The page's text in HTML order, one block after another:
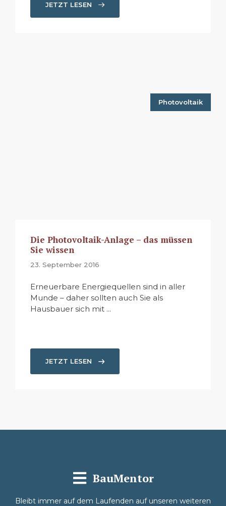
JETZT LESEN
Photovoltaik
Die Photovoltaik-Anlage – das müssen
Sie wissen
23. September 2016
Erneuerbare Energiequellen sind in aller
Munde – daher sollten auch Sie als
Hausbauer sich mit ...
JETZT LESEN
BauMentor
Bleibt immer auf dem Laufenden auf unseren weiteren